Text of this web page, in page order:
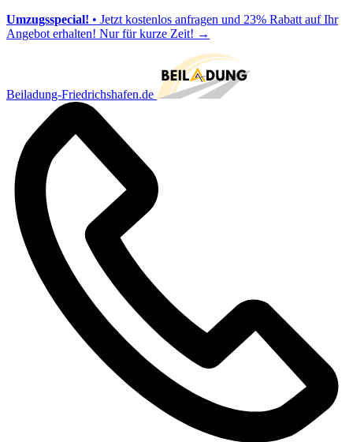
Umzugsspecial! • Jetzt kostenlos anfragen und 23% Rabatt auf Ihr
Angebot erhalten! Nur für kurze Zeit! →
Beiladung-Friedrichshafen.de